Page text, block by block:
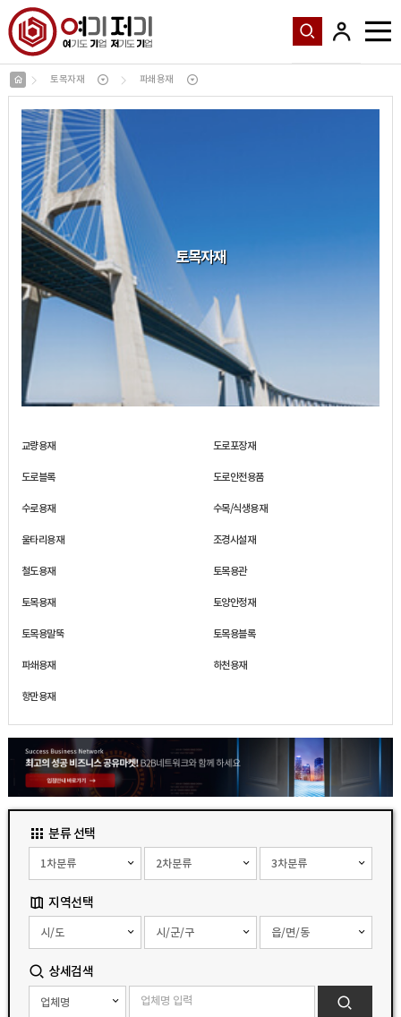
토목자재 파쇄용재
토목자재
교량용재 도로포장재
도로블록 도로안전용품
수로용재 수목/식생용재
울타리용재 조경시설재
철도용재 토목용관
토목용재 토양안정재
토목용말뚝 토목용블록
파쇄용재 하천용재
항만용재
분류 선택
지역선택
상세검색